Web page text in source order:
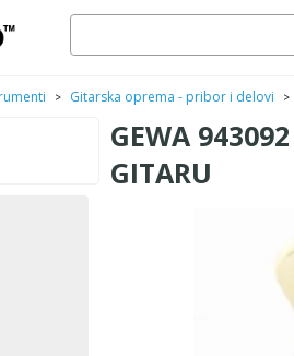
> Gitarska oprema - pribor i delovi >
GEWA
GITARU